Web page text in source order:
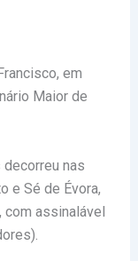
em
Maior de
nas
e Sé de Évora,
com assinalável